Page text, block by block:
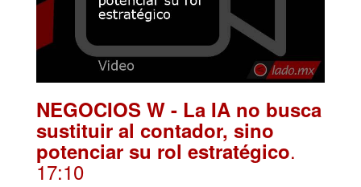
NEGOCIOS W - La IA no busca
sustituir al contador, sino
potenciar su rol estratégico.
17:10